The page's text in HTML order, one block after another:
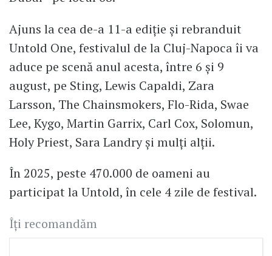
Ajuns la cea de-a 11-a ediție și rebranduit
Untold One, festivalul de la Cluj-Napoca îi va
aduce pe scenă anul acesta, între 6 și 9
august, pe Sting, Lewis Capaldi, Zara
Larsson, The Chainsmokers, Flo-Rida, Swae
Lee, Kygo, Martin Garrix, Carl Cox, Solomun,
Holy Priest, Sara Landry și mulți alții.
În 2025, peste 470.000 de oameni au
participat la Untold, în cele 4 zile de festival.
Îți recomandăm